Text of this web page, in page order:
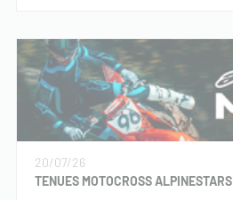
20/07/26
TENUES MOTOCROSS ALPINESTARS